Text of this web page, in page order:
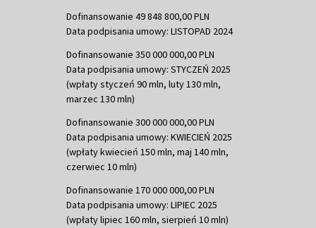
Dofinansowanie 49 848 800,00 PLN
Data podpisania umowy: LISTOPAD 2024
Dofinansowanie 350 000 000,00 PLN
Data podpisania umowy: STYCZEŃ 2025
(wpłaty styczeń 90 mln, luty 130 mln,
marzec 130 mln)
Dofinansowanie 300 000 000,00 PLN
Data podpisania umowy: KWIECIEŃ 2025
(wpłaty kwiecień 150 mln, maj 140 mln,
czerwiec 10 mln)
Dofinansowanie 170 000 000,00 PLN
Data podpisania umowy: LIPIEC 2025
(wpłaty lipiec 160 mln, sierpień 10 mln)